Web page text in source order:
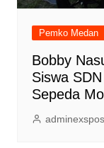
Pemko Medan
Bobby
Siswa
Sepeda